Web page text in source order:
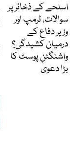
اسلحے کے ذخائر پر
سوالات، ٹرمپ اور
وزیر دفاع کے
درمیان کشیدگی؟
واشنگٹن پوسٹ کا
بڑا دعویٰ